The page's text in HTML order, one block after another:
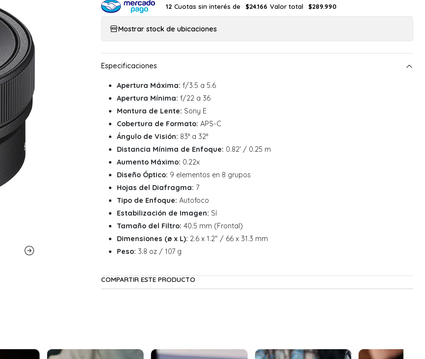
12 Cuotas sin interés de $24.166 Valor total $289.990
Mostrar stock de ubicaciones
Apertura Máxima: f/3.5 a 5.6
Apertura Mínima: f/22 a 36
Montura de Lente: Sony E
Cobertura de Formato: APS-C
Ángulo de Visión: 83° a 32°
Distancia Mínima de Enfoque: 0.82' / 0.25 m
Aumento Máximo: 0.22x
Diseño Óptico: 9 elementos en 8 grupos
Hojas del Diafragma: 7
Tipo de Enfoque: Autofoco
Estabilización de Imagen: Sí
Tamaño del Filtro: 40.5 mm (Frontal)
Dimensiones (ø x L): 2.6 x 1.2" / 66 x 31.3 mm
Peso: 3.8 oz / 107 g
COMPARTIR ESTE PRODUCTO